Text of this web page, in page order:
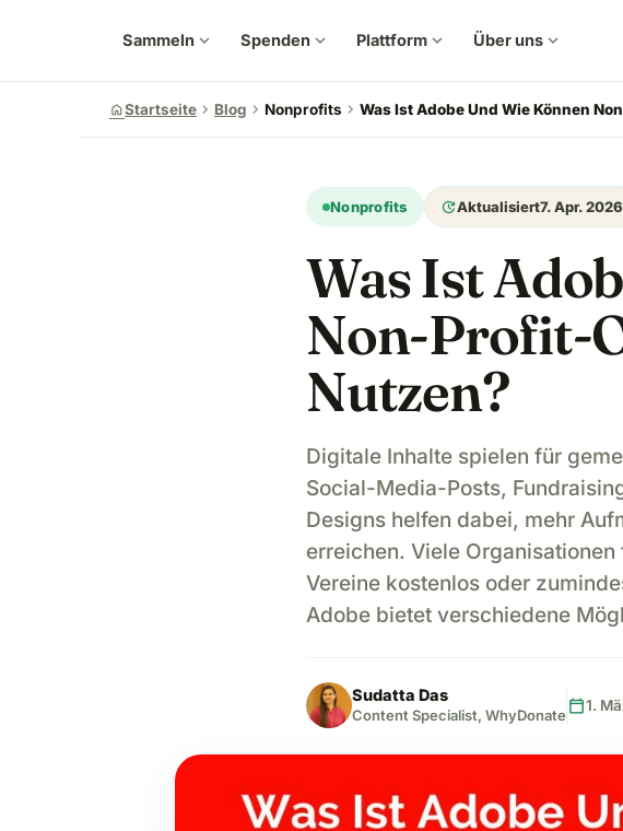
Sammeln expand_more Spenden expand_more Plattform expand_more Über uns expand_more
homeStartseite chevron_right Blog chevron_right Nonprofits chevron_right Was Ist Adobe Und Wie Können
Nonprofits updateAktualisiert7. Apr. 2026
Was Ist
Non-Profit-
Nutzen?
Digitale Inhalte spielen für
Social-Media-Posts,
Designs helfen dabei, mehr
erreichen. Viele
Vereine kostenlos oder
Adobe bietet verschiedene
Sudatta Das
Content Specialist, WhyDonate calendar_today1.